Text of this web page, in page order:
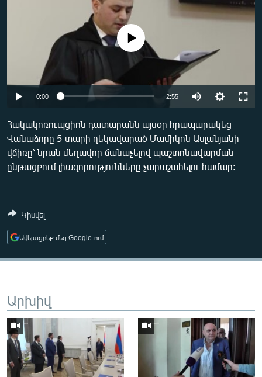
ՊԱՏԵՐԱԶՄԻ 6 ՇԱԲԱԹՆԵՐԸ
ՏԱՐԱԾԱՇՐՋԱՆ
ՄԻՋԱԶԳԱՅԻՆ
ՄՇԱԿՈՒՅԹ
ՍՊՈՐՏ
ՏՏ ԵՒ ԻՆՏԵՐՆԵՏ
ԿՈՐՈՆԱՎԻՐՈՒՍ
ԲԱՆԱՎԵՃ
ՁԳՏԵԼՈՎ ԼԱՎԱԳՈՒՅՆԻՆ
ՓՈԴՔԱՍԹ
Հայերեն
English
Русский
ՀԵՏԵՎԵՔ ՄԵԶ
Auto 240p 360p 480p
No media source currently available
0:00 2:55
360p
480p
Հակակոռուպցիոն դատարանն այսօր հրապարակեց
Վանաձորը 5 տարի ղեկավարած Մամիկոն Ասլանյանի
վճիռը՝ նրան մեղավոր ճանաչելով պաշտոնավարման
ընթացքում լիազորությունները չարաշահելու համար:
Կիսվել
Ավելացրեք մեզ Google-ում
Արխիվ